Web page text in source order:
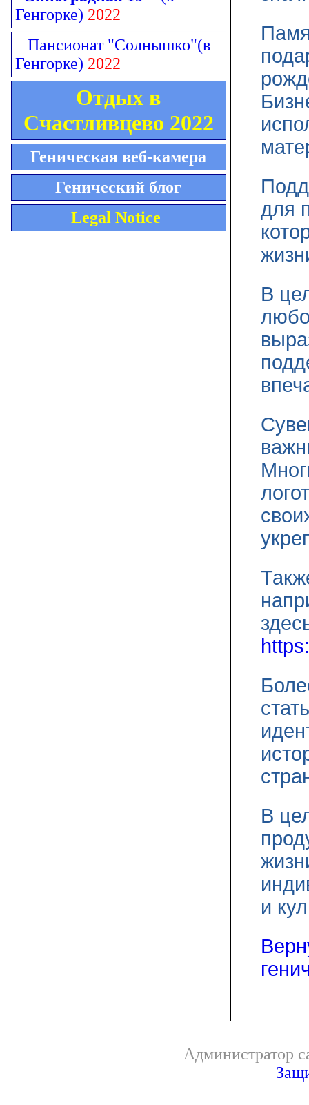
Генгорке) 2022
Пансионат "Солнышко"(в
Генгорке) 2022
Отдых в
Счастливцево 2022
Геническая веб-камера
Генический блог
Legal Notice
для
В
В
и
Администратор